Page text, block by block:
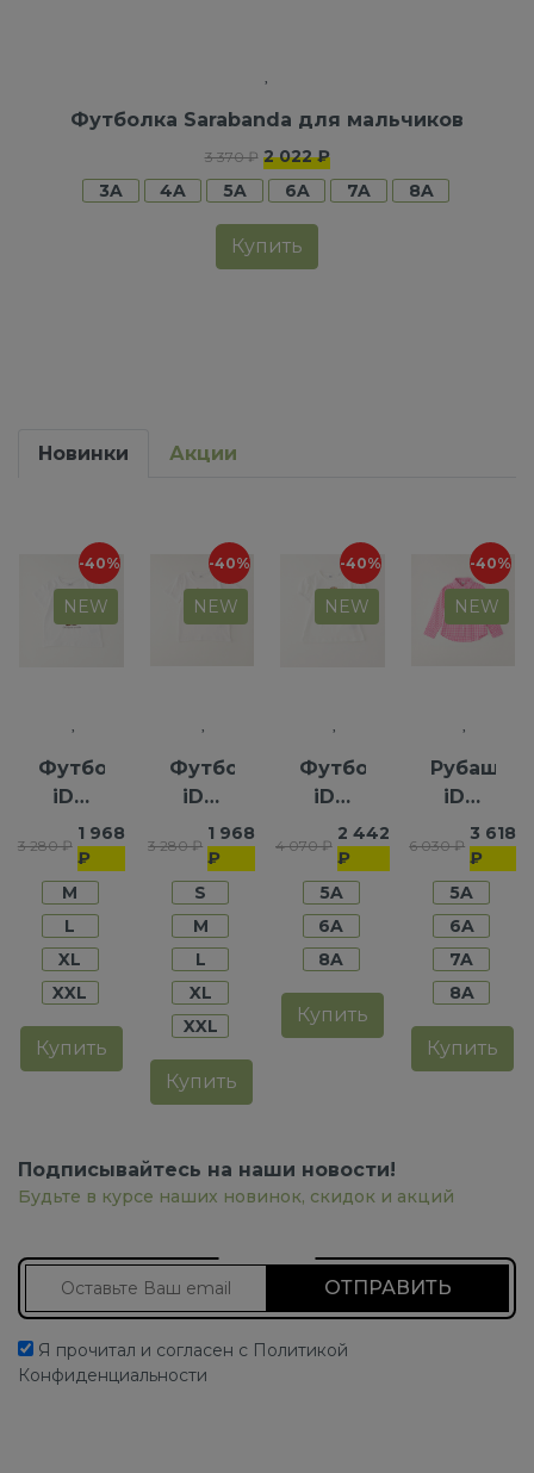
Футболка Sarabanda для мальчиков
3 370 ₽ 2 022 ₽
3A
4A 5A 6A 7A 8A
Купить
Новинки Акции
-40%
NEW
Футболка
iDO
для
девочек
3 280 ₽
1 968
₽
M
L
XL
XXL
Купить
-40%
NEW
Футболка
iDO
для
мальчиков
3 280 ₽
1 968
₽
S
M
L
XL
XXL
Купить
-40%
NEW
Футболка
iDO
для
девочек
4 070 ₽
2 442
₽
5A
6A
8A
Купить
-40%
NEW
Рубашка
iDO
для
девочек
6 030 ₽
3 618
₽
5A
6A
7A
8A
Купить
Подписывайтесь на наши новости!
Будьте в курсе наших новинок, скидок и акций
Я прочитал и согласен с Политикой
Конфиденциальности